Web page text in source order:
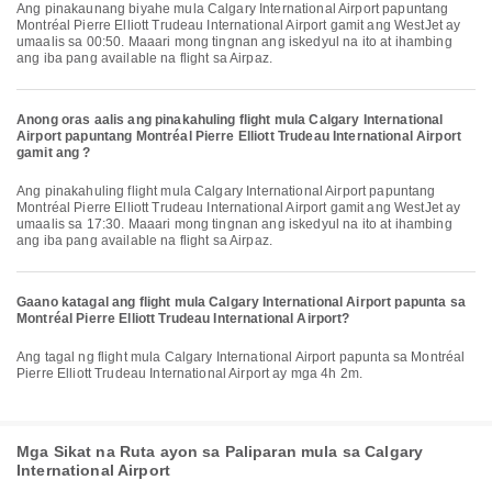
Ang pinakaunang biyahe mula Calgary International Airport papuntang
Montréal Pierre Elliott Trudeau International Airport gamit ang WestJet ay
umaalis sa 00:50. Maaari mong tingnan ang iskedyul na ito at ihambing
ang iba pang available na flight sa Airpaz.
Anong oras aalis ang pinakahuling flight mula Calgary International
Airport papuntang Montréal Pierre Elliott Trudeau International Airport
gamit ang ?
Ang pinakahuling flight mula Calgary International Airport papuntang
Montréal Pierre Elliott Trudeau International Airport gamit ang WestJet ay
umaalis sa 17:30. Maaari mong tingnan ang iskedyul na ito at ihambing
ang iba pang available na flight sa Airpaz.
Gaano katagal ang flight mula Calgary International Airport papunta sa
Montréal Pierre Elliott Trudeau International Airport?
Ang tagal ng flight mula Calgary International Airport papunta sa Montréal
Pierre Elliott Trudeau International Airport ay mga 4h 2m.
Mga Sikat na Ruta ayon sa Paliparan mula sa Calgary
International Airport